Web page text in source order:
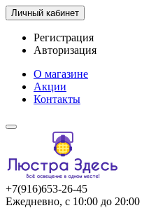
Личный кабинет
Регистрация
Авторизация
О магазине
Акции
Контакты
+7(916)653-26-45
Ежедневно, с 10:00 до 20:00